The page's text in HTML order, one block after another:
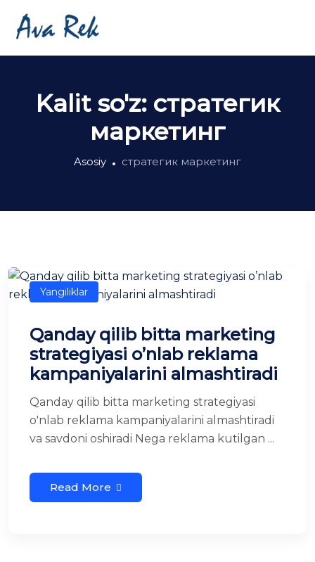
Kalit so'z: стратегик
маркетинг
Asosiy стратегик маркетинг
Yangiliklar
Qanday qilib bitta marketing
strategiyasi o’nlab reklama
kampaniyalarini almashtiradi
Qanday qilib bitta marketing strategiyasi
o'nlab reklama kampaniyalarini almashtiradi
va savdoni oshiradi Nega reklama kutilgan ...
Read More